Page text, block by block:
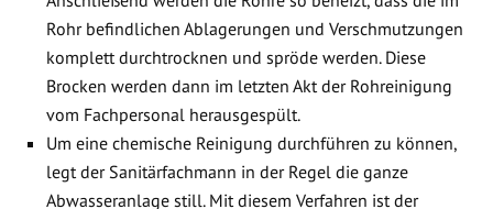
Rohr befindlichen Ablagerungen und Verschmutzungen
komplett durchtrocknen und spröde werden. Diese
Brocken werden dann im letzten Akt der Rohreinigung
vom Fachpersonal herausgespült.
Um eine chemische Reinigung durchführen zu können,
legt der Sanitärfachmann in der Regel die ganze
Abwasseranlage still. Mit diesem Verfahren ist der